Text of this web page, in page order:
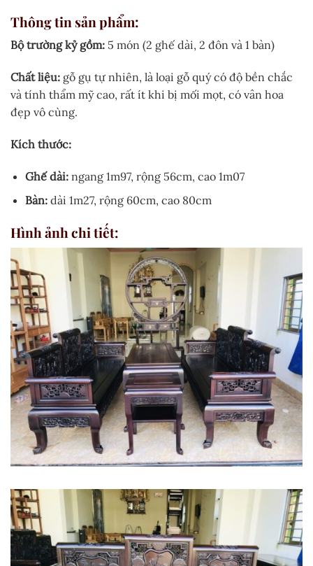
Thông tin sản phẩm:
Bộ trường kỷ gồm: 5 món (2 ghế dài, 2 đôn và 1 bàn)
Chất liệu: gỗ gụ tự nhiên, là loại gỗ quý có độ bền chắc
và tính thẩm mỹ cao, rất ít khi bị mối mọt, có vân hoa
đẹp vô cùng.
Kích thước:
Ghế dài:ngang 1m97, rộng 56cm, cao 1m07
Bàn:dài 1m27, rộng 60cm, cao 80cm
Hình ảnh chi tiết: